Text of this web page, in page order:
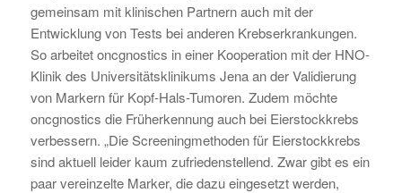
gemeinsam mit klinischen Partnern auch mit der
Entwicklung von Tests bei anderen Krebserkrankungen.
So arbeitet oncgnostics in einer Kooperation mit der HNO-
Klinik des Universitätsklinikums Jena an der Validierung
von Markern für Kopf-Hals-Tumoren. Zudem möchte
oncgnostics die Früherkennung auch bei Eierstockkrebs
verbessern. „Die Screeningmethoden für Eierstockkrebs
sind aktuell leider kaum zufriedenstellend. Zwar gibt es ein
paar vereinzelte Marker, die dazu eingesetzt werden,